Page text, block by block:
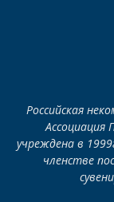
Российская
Ассоциация
учреждена в
членстве